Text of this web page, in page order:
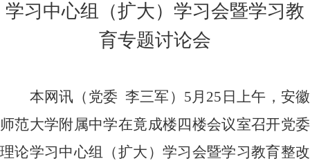
学习中心组（扩大）学习会暨学习教
育专题讨论会
本网讯（党委 李三军） 5月 25 日上午，安徽
师范大学附属中学在竟成楼四楼会议室召开党委
理论学习中心组（扩大）学习会暨学习教育整改